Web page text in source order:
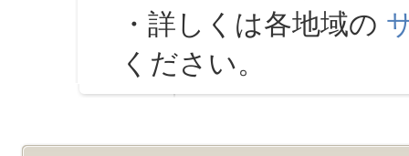
・詳しくは各地域の
ください。